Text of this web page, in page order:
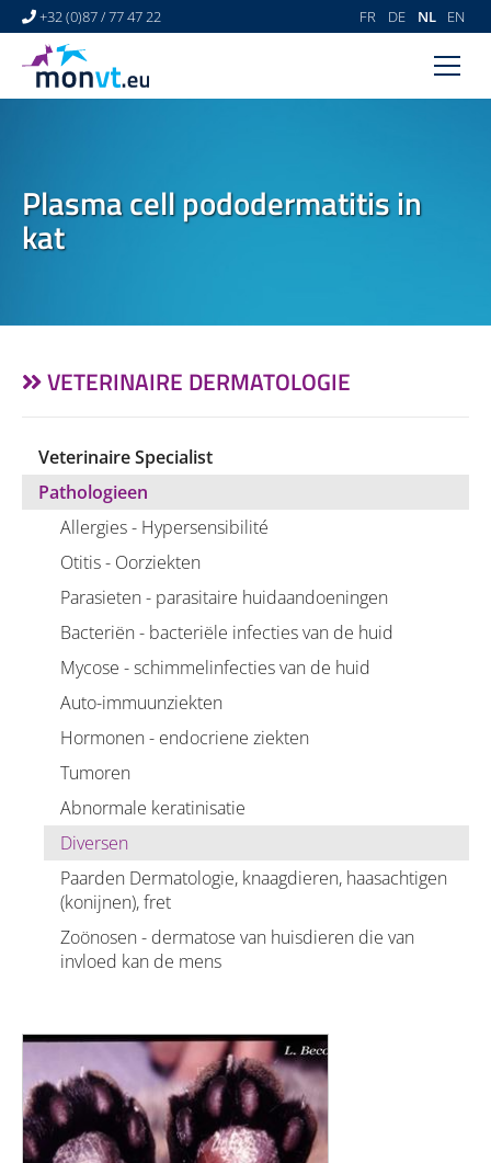
FR DE NL EN
+32 (0)87 / 77 47 22
VETERINAIRE DERMATOLOGIE
NEWS
CONTACT
Plasma cell pododermatitis in
kat
VETERINAIRE DERMATOLOGIE
Veterinaire Specialist
Pathologieen
Allergies - Hypersensibilité
Otitis - Oorziekten
Parasieten - parasitaire huidaandoeningen
Bacteriën - bacteriële infecties van de huid
Mycose - schimmelinfecties van de huid
Auto-immuunziekten
Hormonen - endocriene ziekten
Tumoren
Abnormale keratinisatie
Diversen
Paarden Dermatologie, knaagdieren, haasachtigen
(konijnen), fret
Zoönosen - dermatose van huisdieren die van
invloed kan de mens